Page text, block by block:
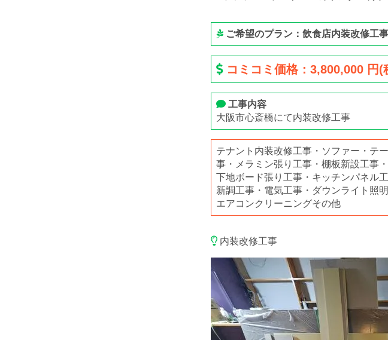
ご希望のプラン：飲食店内装改修工
コミコミ価格：3,800,000 円(
工事内容
大阪市心斎橋にて内装改修工事
テナント内装改修工事・ソファー・テ
事・メラミン張り工事・棚板新設工事
下地ボード張り工事・キッチンパネル
新調工事・電気工事・ダウンライト照
エアコンクリーニングその他
内装改修工事